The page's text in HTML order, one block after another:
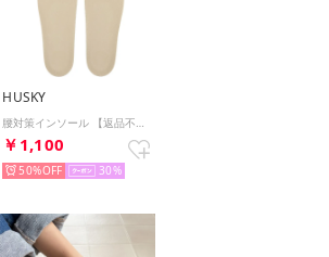
HUSKY
￥1,100
50% 30